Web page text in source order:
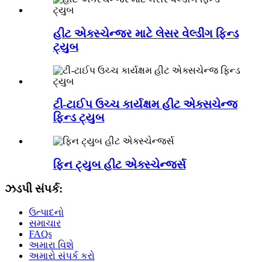
હીટ એક્સ્ચેન્જર માટે લેસર વેલ્ડીંગ ફિન્ડ
ટ્યુબ
ટી-ટાઈપ ઉચ્ચ કાર્યક્ષમ હીટ એક્સચેન્જ
ફિન્ડ ટ્યુબ
ફિન ટ્યુબ હીટ એક્સ્ચેન્જર્સ
ઝડપી સંપર્ક:
ઉત્પાદનો
સમાચાર
FAQs
અમારા વિશે
અમારો સંપર્ક કરો